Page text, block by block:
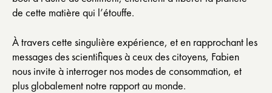
de cette matière qui l’étouffe.
À travers cette singulière expérience, et en rapprochant les
messages des scientifiques à ceux des citoyens, Fabien
nous invite à interroger nos modes de consommation, et
plus globalement notre rapport au monde.